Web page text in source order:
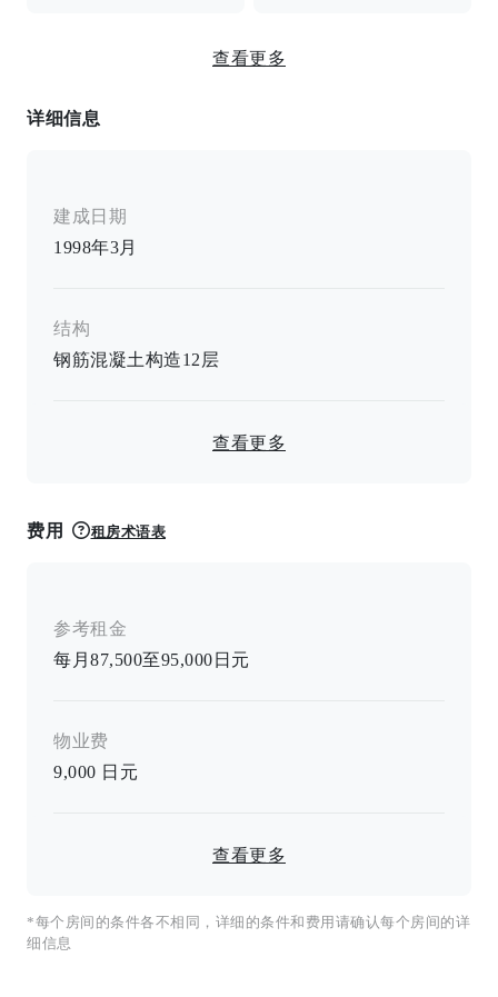
IH烹饪加热器/单眼炉灶/加热马桶座圈/独立浴缸和卫生
查看更多
详细信息
建成日期
1998年3月
结构
钢筋混凝土构造12 层
查看更多
费用 租房术语表
参考租金
每月87,500至95,000日元
物业费
9,000 日元
查看更多
*每个房间的条件各不相同，详细的条件和费用请确认每个房间的详
细信息